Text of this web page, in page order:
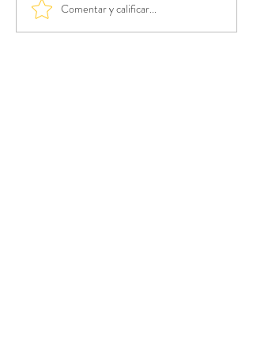
Comentar y calificar...